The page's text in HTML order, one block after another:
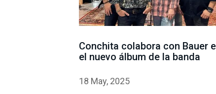
Conchita colabora con Bauer
el nuevo álbum de la banda
18 May, 2025